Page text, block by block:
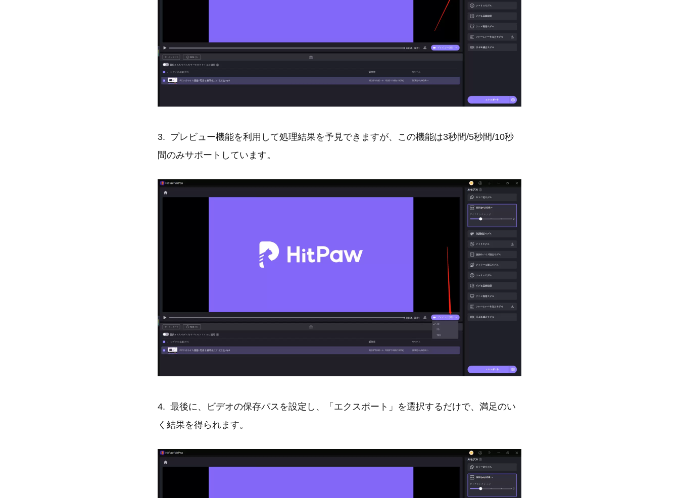
3. プレビュー機能を利用して処理結果を予見できますが、この機能は3秒間/5秒間/10秒
間のみサポートしています。
4. 最後に、ビデオの保存パスを設定し、「エクスポート」を選択するだけで、満足のい
く結果を得られます。